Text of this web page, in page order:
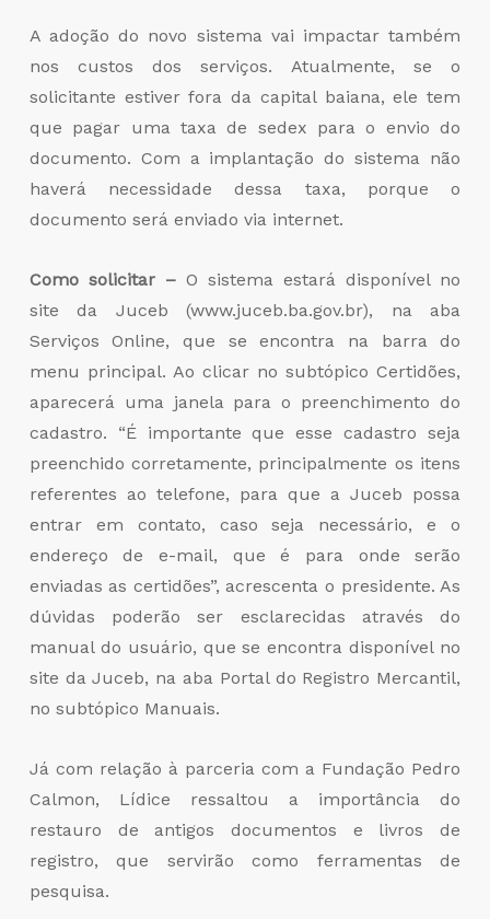
A adoção do novo sistema vai impactar também
nos custos dos serviços. Atualmente, se o
solicitante estiver fora da capital baiana, ele tem
que pagar uma taxa de sedex para o envio do
documento. Com a implantação do sistema não
haverá necessidade dessa taxa, porque o
documento será enviado via internet.
Como solicitar –O sistema estará disponível no
site da Juceb (www.juceb.ba.gov.br), na aba
Serviços Online, que se encontra na barra do
menu principal. Ao clicar no subtópico Certidões,
aparecerá uma janela para o preenchimento do
cadastro. “É importante que esse cadastro seja
preenchido corretamente, principalmente os itens
referentes ao telefone, para que a Juceb possa
entrar em contato, caso seja necessário, e o
endereço de e-mail, que é para onde serão
enviadas as certidões”, acrescenta o presidente. As
dúvidas poderão ser esclarecidas através do
manual do usuário, que se encontra disponível no
site da Juceb, na aba Portal do Registro Mercantil,
no subtópico Manuais.
Já com relação à parceria com a Fundação Pedro
Calmon, Lídice ressaltou a importância do
restauro de antigos documentos e livros de
registro, que servirão como ferramentas de
pesquisa.